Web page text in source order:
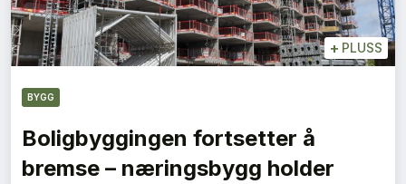
+ PLUSS
BYGG
Boligbyggingen fortsetter å
bremse – næringsbygg holder